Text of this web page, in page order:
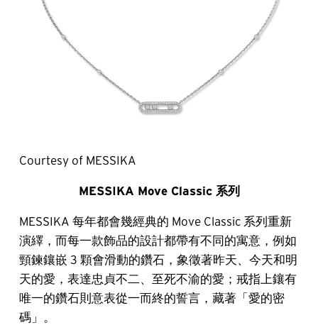
Courtesy of MESSIKA
MESSIKA Move Classic 系列
MESSIKA 每年都會幾經典的 Move Classic 系列重新
演繹，而每一款飾品的設計都帶有不同的寓意，例如
頸鍊鑲嵌 3 顆會滑動的鑽石，象徵著昨天、今天和明
天的愛，表達忠貞不二、至死不渝的愛；戒指上鑲有
唯一的鑽石則意表從一而終的誓言，藏著「愛的密
碼」。